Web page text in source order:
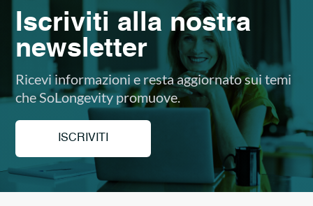
Iscriviti alla nostra
newsletter
Ricevi informazioni e resta aggiornato sui temi
che SoLongevity promuove.
ISCRIVITI